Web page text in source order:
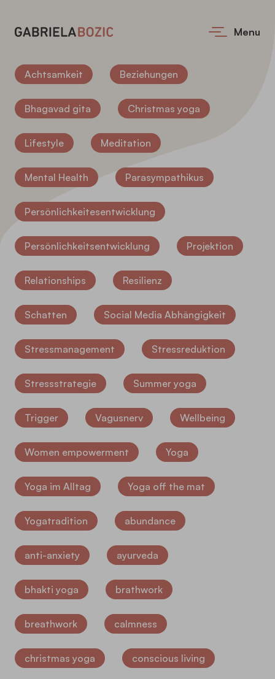
Menu
Achtsamkeit Beziehungen
Bhagavad gita Christmas yoga
Lifestyle Meditation
Mental Health Parasympathikus
Persönlichkeitesentwicklung
Persönlichkeitsentwicklung Projektion
Relationships Resilienz
Schatten Social Media Abhängigkeit
Stressmanagement Stressreduktion
Stressstrategie Summer yoga
Trigger Vagusnerv Wellbeing
Women empowerment Yoga
Yoga im Alltag Yoga off the mat
Yogatradition abundance
anti-anxiety ayurveda
bhakti yoga brathwork
breathwork calmness
christmas yoga conscious living